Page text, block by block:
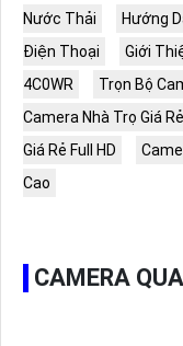
Nước Thải
Hướng
Điện Thoại
Giới
4C0WR
Trọn Bộ
Camera Nhà Trọ Giá Rẻ
Giá Rẻ Full HD
Cao
CAMERA